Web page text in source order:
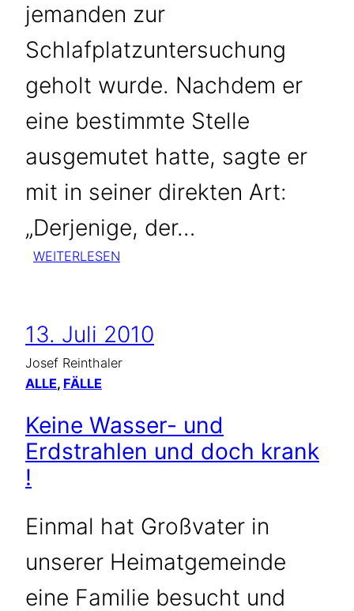
jemanden zur
Schlafplatzuntersuchung
geholt wurde. Nachdem er
eine bestimmte Stelle
ausgemutet hatte, sagte er
mit in seiner direkten Art:
„Derjenige, der…
WEITERLESEN
13. Juli 2010
Josef Reinthaler
ALLE, FÄLLE
Keine Wasser- und
Erdstrahlen und doch krank
!
Einmal hat Großvater in
unserer Heimatgemeinde
eine Familie besucht und